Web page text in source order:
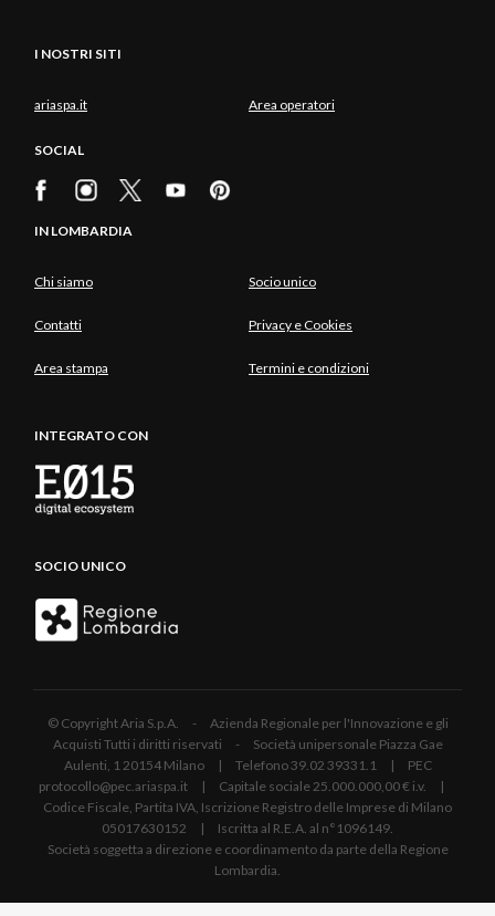
I NOSTRI SITI
ariaspa.it Area operatori
SOCIAL
IN LOMBARDIA
Chi siamo Socio unico
Contatti Privacy e Cookies
Area stampa Termini e condizioni
INTEGRATO CON
SOCIO UNICO
© Copyright Aria S.p.A. - Azienda Regionale per l'Innovazione e gli
Acquisti Tutti i diritti riservati - Società unipersonale Piazza Gae
Aulenti, 1 20154 Milano | Telefono 39.02 39331.1 | PEC
protocollo@pec.ariaspa.it | Capitale sociale 25.000.000,00 € i.v. |
Codice Fiscale, Partita IVA, Iscrizione Registro delle Imprese di Milano
05017630152 | Iscritta al R.E.A. al n°1096149.
Società soggetta a direzione e coordinamento da parte della Regione
Lombardia.